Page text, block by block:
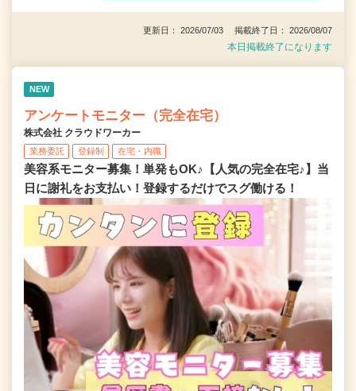
更新日： 2026/07/03 掲載終了日： 2026/08/07
本日掲載終了になります
NEW
アンケートモニター（完全在宅）
株式会社 クラウドワーカー
業務委託 登録制 在宅・内職
美容系モニター募集！単発もOK♪【人気の完全在宅♪】当
日に謝礼をお支払い！登録するだけでスグ働ける！